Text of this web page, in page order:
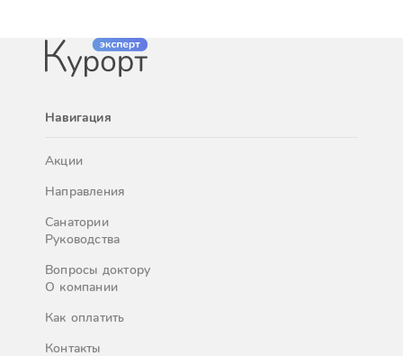
Навигация
Акции
Направления
Санатории
Руководства
Вопросы доктору
О компании
Как оплатить
Контакты